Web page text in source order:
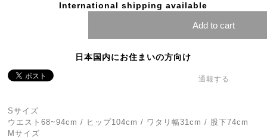
International shipping available
Add to cart
日本国内にお住まいの方向け
通報する
Sサイズ
ウエスト68~94cm / ヒップ104cm / ワタリ幅31cm / 股下74cm
Mサイズ